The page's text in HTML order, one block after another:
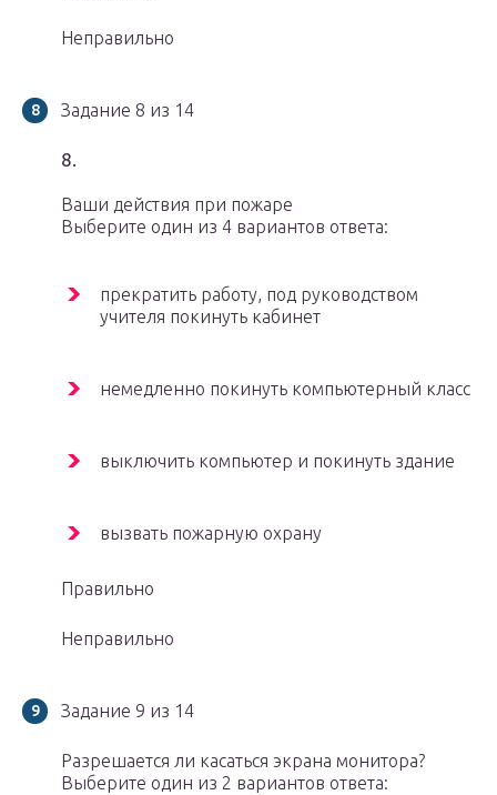
Неправильно
Задание 8 из 14
8.
Ваши действия при пожаре
Выберите один из 4 вариантов ответа:
прекратить работу, под руководством
учителя покинуть кабинет
немедленно покинуть компьютерный класс
выключить компьютер и покинуть здание
вызвать пожарную охрану
Правильно
Неправильно
Задание 9 из 14
Разрешается ли касаться экрана монитора?
Выберите один из 2 вариантов ответа: